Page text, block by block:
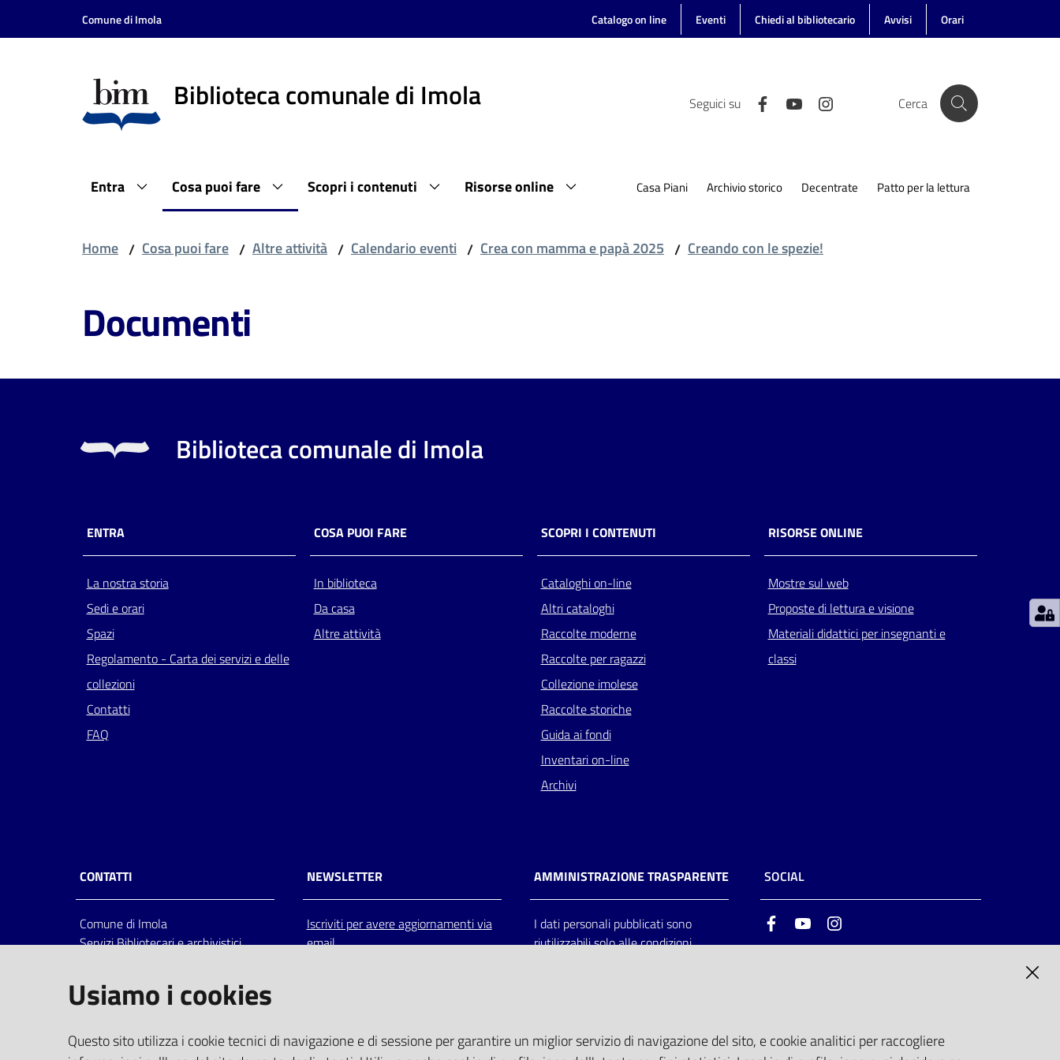
Vai al contenuto
Vai alla navigazione
Comune di Imola Catalogo on line Eventi Chiedi al bibliotecario Avvisi Orari
Biblioteca comunale di Imola Seguici su Cerca
Entra Cosa puoi fare Scopri i contenuti Risorse online Casa Piani Archivio storico Decentrate Patto per la lettura
Home / Cosa puoi fare / Altre attività / Calendario eventi / Crea con mamma e papà 2025 / Creando con le spezie!
Documenti
Biblioteca comunale di Imola
ENTRA
La nostra storia
Sedi e orari
Spazi
Regolamento - Carta dei servizi e delle
collezioni
Contatti
FAQ
COSA PUOI FARE
In biblioteca
Da casa
Altre attività
SCOPRI I CONTENUTI
Cataloghi on-line
Altri cataloghi
Raccolte moderne
Raccolte per ragazzi
Collezione imolese
Raccolte storiche
Guida ai fondi
Inventari on-line
Archivi
RISORSE ONLINE
Mostre sul web
Proposte di lettura e visione
Materiali didattici per insegnanti e
classi
CONTATTI
Comune di Imola
Servizi Bibliotecari e archivistici
Italia
centralino: tel 0542.6026.36 fax
bim@comune.imola.bo.it
PEC
NEWSLETTER
Iscriviti per avere aggiornamenti via
email
AMMINISTRAZIONE TRASPARENTE
I dati personali pubblicati sono
riutilizzabili solo alle condizioni
SOCIAL
FacebookYoutube
Usiamo i cookies
Questo sito utilizza i cookie tecnici di navigazione e di sessione per garantire un miglior servizio di navigazione del sito, e cookie analitici per raccogliere